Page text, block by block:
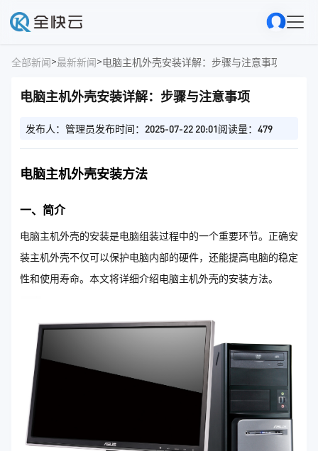
全部新闻>最新新闻>电脑主机外壳安装详解：步骤与注意事项
电脑主机外壳安装详解：步骤与注意事项
发布人：管理员发布时间：2025-07-22 20:01阅读量：479
电脑主机外壳安装方法
一、简介
电脑主机外壳的安装是电脑组装过程中的一个重要环节。正确安
装主机外壳不仅可以保护电脑内部的硬件，还能提高电脑的稳定
性和使用寿命。本文将详细介绍电脑主机外壳的安装方法。